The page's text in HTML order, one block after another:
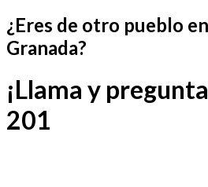
¿Eres de otro pueblo
Granada?
¡Llama y
201